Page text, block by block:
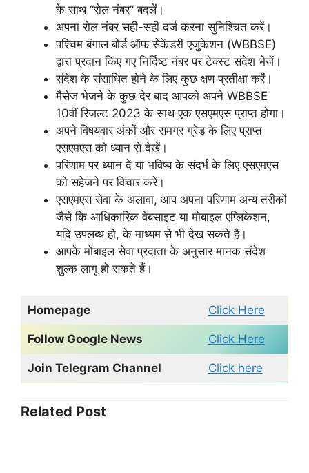
के साथ “रोल नंबर” बदलें।
अपना रोल नंबर सही-सही दर्ज करना सुनिश्चित करें।
पश्चिम बंगाल बोर्ड ऑफ सेकेंडरी एजुकेशन (WBBSE)
द्वारा प्रदान किए गए निर्दिष्ट नंबर पर टेक्स्ट संदेश भेजें।
संदेश के संसाधित होने के लिए कुछ क्षण प्रतीक्षा करें।
मैसेज भेजने के कुछ देर बाद आपको अपने WBBSE
10वीं रिजल्ट 2023 के साथ एक एसएमएस प्राप्त होगा।
अपने विषयवार अंकों और समग्र ग्रेड के लिए प्राप्त
एसएमएस को ध्यान से देखें।
परिणाम पर ध्यान दें या भविष्य के संदर्भ के लिए एसएमएस
को सहेजने पर विचार करें।
एसएमएस सेवा के अलावा, आप अपना परिणाम अन्य तरीकों
जैसे कि आधिकारिक वेबसाइट या मोबाइल एप्लिकेशन,
यदि उपलब्ध हो, के माध्यम से भी देख सकते हैं।
आपके मोबाइल सेवा प्रदाता के अनुसार मानक संदेश
शुल्क लागू हो सकते हैं।
Homepage Click Here
Follow Google News Click Here
Join Telegram Channel Click here
Related Post